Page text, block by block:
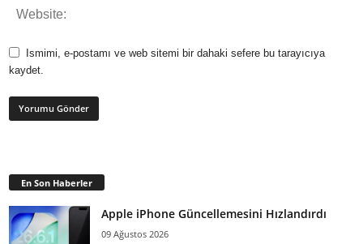
Ismimi, e-postamı ve web sitemi bir dahaki sefere bu tarayıcıya
kaydet.
En Son Haberler
Apple iPhone Güncellemesini Hızlandırdı
09 Ağustos 2026